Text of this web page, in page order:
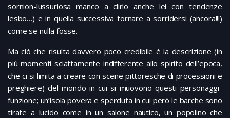
sornion-lussuriosa manco a dirlo anche lei con tendenze
lesbo…) e in quella successiva tornare a sorridersi (ancora!!!)
come se nulla fosse.
Ma ciò che risulta davvero poco credibile è la descrizione (in
più momenti sciattamente indifferente allo spirito dell’epoca,
che ci si limita a creare con scene pittoresche di processioni e
preghiere) del mondo in cui si muovono questi personaggi-
funzione; un’isola povera e sperduta in cui però le barche sono
tirate a lucido come in un salone nautico, un popolino che